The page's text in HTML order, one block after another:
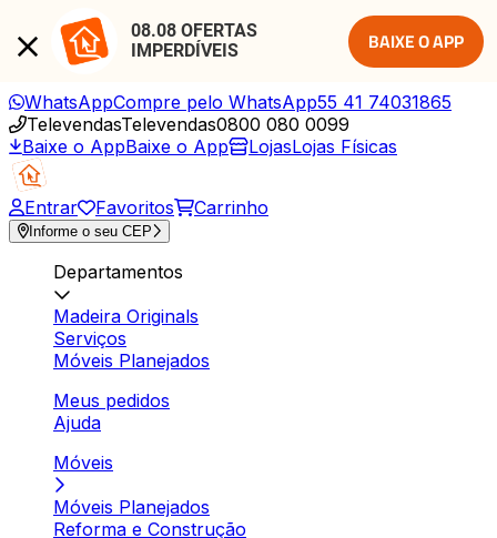
08.08 OFERTAS
IMPERDÍVEIS
BAIXE O APP
WhatsAppCompre pelo WhatsApp55 41 74031865
TelevendasTelevendas0800 080 0099
Baixe o AppBaixe o App LojasLojas Físicas
Entrar Favoritos Carrinho
Informe o seu CEP
Departamentos
Madeira Originals
Serviços
Móveis Planejados
Meus pedidos
Ajuda
Móveis
Móveis Planejados
Reforma e Construção